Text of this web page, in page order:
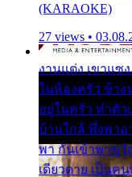
(KARAOKE)
27 views •
งานแต่ง เขาแซ
ในห้องครัว ข้าง
อยู่ในครัว ทำตัว
บ้านใกล้ พึ่งพาอ
พา กันเข้าพาขวั
เดียวดาย เป็นค